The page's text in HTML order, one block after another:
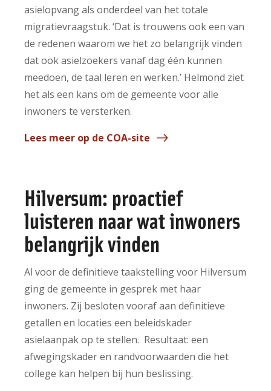
asielopvang als onderdeel van het totale
migratievraagstuk. ‘Dat is trouwens ook een van
de redenen waarom we het zo belangrijk vinden
dat ook asielzoekers vanaf dag één kunnen
meedoen, de taal leren en werken.’ Helmond ziet
het als een kans om de gemeente voor alle
inwoners te versterken.
Lees meer op de COA-site
Hilversum: proactief
luisteren naar wat inwoners
belangrijk vinden
Al voor de definitieve taakstelling voor Hilversum
ging de gemeente in gesprek met haar
inwoners. Zij besloten vooraf aan definitieve
getallen en locaties een beleidskader
asielaanpak op te stellen. Resultaat: een
afwegingskader en randvoorwaarden die het
college kan helpen bij hun beslissing.